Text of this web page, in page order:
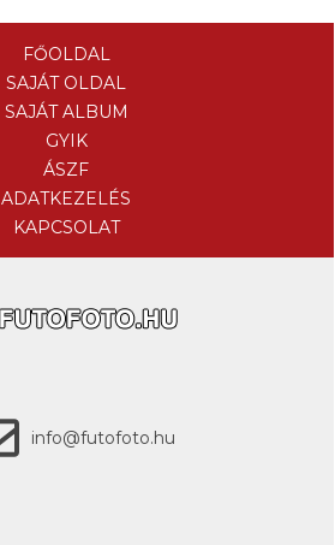
FŐOLDAL
SAJÁT OLDAL
SAJÁT ALBUM
GYIK
ÁSZF
ADATKEZELÉS
KAPCSOLAT
info@futofoto.hu